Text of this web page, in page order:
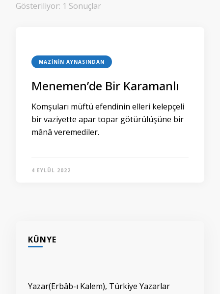
Gösteriliyor: 1 Sonuçlar
MAZININ AYNASINDAN
Menemen’de Bir Karamanlı
Komşuları müftü efendinin elleri kelepçeli
bir vaziyette apar topar götürülüşüne bir
mânâ veremediler.
4 EYLÜL 2022
KÜNYE
Yazar(Erbâb-ı Kalem), Türkiye Yazarlar